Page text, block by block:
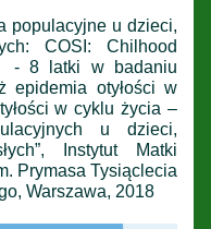
populacyjne u dzieci,
COSI: Chilhood
- 8 latki w badaniu
epidemia otyłości w
w cyklu życia –
u dzieci,
Instytut Matki
Prymasa Tysiąclecia
Warszawa, 2018